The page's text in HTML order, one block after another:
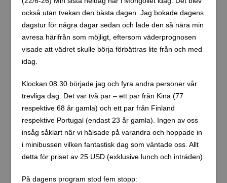
också utan tvekan den bästa dagen. Jag bokade dagens
dagstur för några dagar sedan och lade den så nära min
avresa härifrån som möjligt, eftersom väderprognosen
visade att vädret skulle börja förbättras lite från och med
idag.
Klockan 08.30 började jag och fyra andra personer vår
trevliga dag. Det var två par – ett par från Kina (77
respektive 68 år gamla) och ett par från Finland
respektive Portugal (endast 23 år gamla). Ingen av oss
insåg såklart när vi hälsade på varandra och hoppade in
i minibussen vilken fantastisk dag som väntade oss. Allt
detta för priset av 25 USD (exklusive lunch och inträden).
På dagens program stod fem stopp: